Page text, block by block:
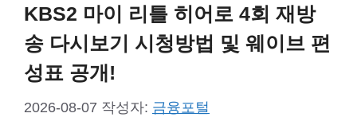
KBS2 마이 리틀 히어로 4회 재방
송 다시보기 시청방법 및 웨이브 편
성표 공개!
2026-08-07 작성자: 금융포털